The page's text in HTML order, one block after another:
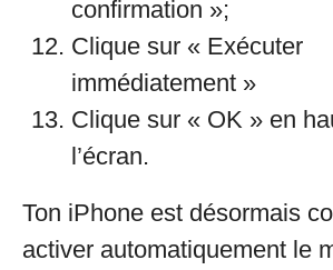
confirmation »;
Clique sur « Exécuter
immédiatement »
Clique sur « OK » en
l’écran.
Ton iPhone est désormais
activer automatiquement le